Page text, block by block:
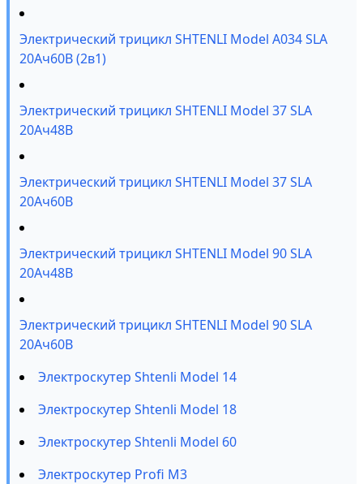
Электрический трицикл SHTENLI Model А034 SLA
20Ач60В (2в1)
Электрический трицикл SHTENLI Model 37 SLA
20Ач48В
Электрический трицикл SHTENLI Model 37 SLA
20Ач60В
Электрический трицикл SHTENLI Model 90 SLA
20Ач48В
Электрический трицикл SHTENLI Model 90 SLA
20Ач60В
Электроскутер Shtenli Model 14
Электроскутер Shtenli Model 18
Электроскутер Shtenli Model 60
Электроскутер Profi M3